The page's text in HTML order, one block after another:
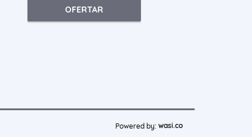
OFERTAR
Powered by: wasi.co